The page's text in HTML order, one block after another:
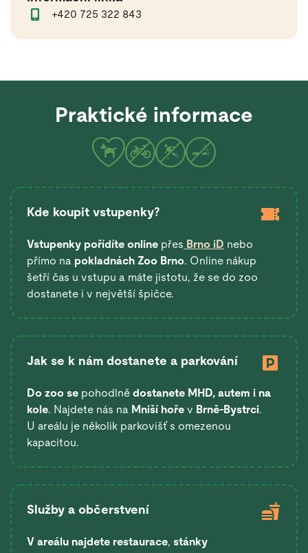
+420 725 322 843
Praktické informace
Kde koupit vstupenky?
Vstupenky pořídíte online přes Brno iD nebo
přímo na pokladnách Zoo Brno. Online nákup
šetří čas u vstupu a máte jistotu, že se do zoo
dostanete i v největší špičce.
Jak se k nám dostanete a parkování
Do zoo se pohodlně dostanete MHD, autem i na
kole. Najdete nás na Mniší hoře v Brně-Bystrci.
U areálu je několik parkovišť s omezenou
kapacitou.
Služby a občerstvení
V areálu najdete restaurace, stánky